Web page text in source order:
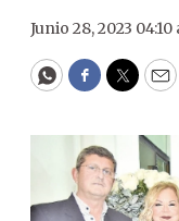
Junio 28, 2023 04:10
WhatsApp
Facebook